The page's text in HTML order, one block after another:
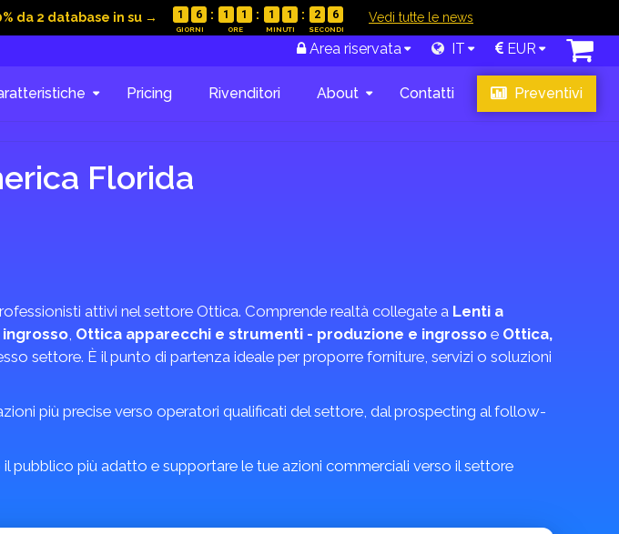
da 2 database in su → 1 6 1 1 1 1 2 5 Vedi tutte le news
Area riservata IT EUR
Pricing Rivenditori About Contatti Preventivi
Florida
attivi nel settore Ottica. Comprende realtà collegate a Lenti a
, Ottica apparecchi e strumenti - produzione e ingrosso e Ottica,
settore. È il punto di partenza ideale per proporre forniture, servizi o soluzioni
più precise verso operatori qualificati del settore, dal prospecting al follow-
pubblico più adatto e supportare le tue azioni commerciali verso il settore